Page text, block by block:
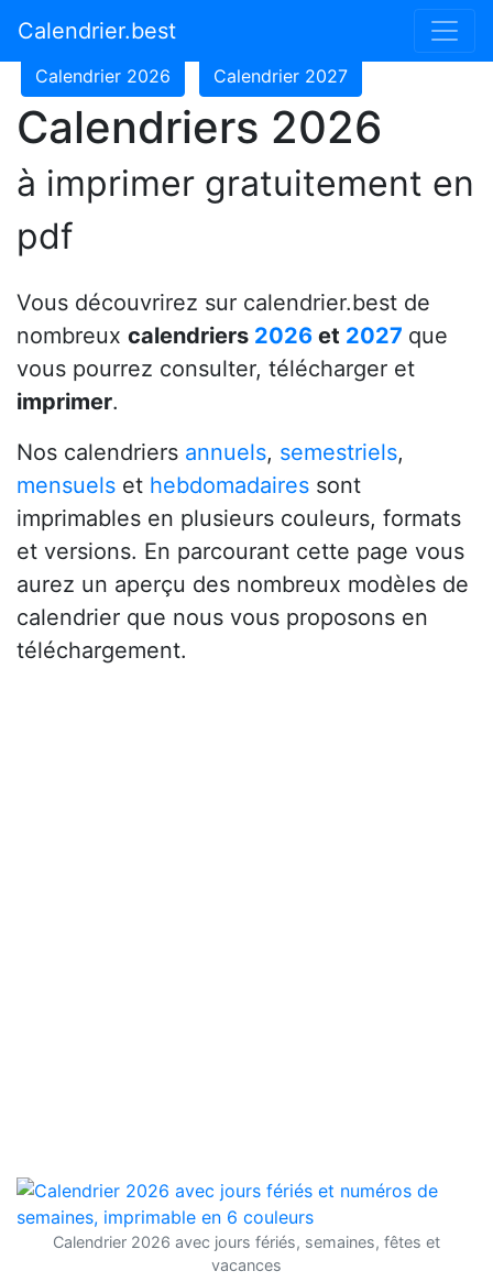
Calendrier.best
Calendrier 2024
Calendrier 2026 Calendrier 2027
Calendriers 2026
à imprimer gratuitement en
pdf
Vous découvrirez sur calendrier.best de
nombreux calendriers 2026 et 2027 que
vous pourrez consulter, télécharger et
imprimer.
Nos calendriers annuels, semestriels,
mensuels et hebdomadaires sont
imprimables en plusieurs couleurs, formats
et versions. En parcourant cette page vous
aurez un aperçu des nombreux modèles de
calendrier que nous vous proposons en
téléchargement.
Calendrier 2026 avec jours fériés, semaines, fêtes et
vacances